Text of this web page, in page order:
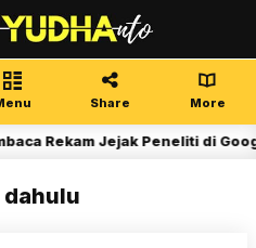
Share More
Rekam Jejak Peneliti di
dahulu